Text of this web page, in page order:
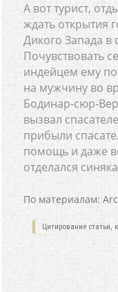
А вот турист,
ждать открытия
Дикого Запада в
Почувствовать
индейцем ему
на мужчину во
Бодинар-сюр-
вызвал
прибыли
помощь и даже
отделался
По материалам:
Цитирование статьи,